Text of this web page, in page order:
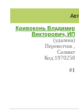
Кривоконь Владимир
Викторович, ИП
(удалена)
Перевозчик ,
Салават
Код:1970258
#1